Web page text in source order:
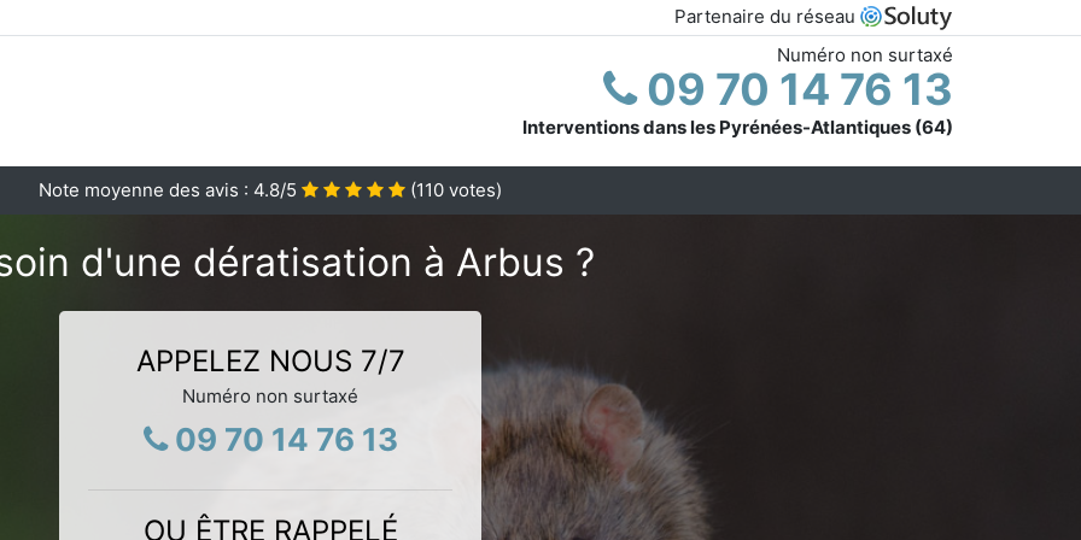
Partenaire du réseau
Numéro non surtaxé
09 70 14 76 13
Interventions dans les Pyrénées-Atlantiques (64)
Note moyenne des avis : 4.8/5 (110 votes)
d'une dératisation à Arbus ?
APPELEZ NOUS 7/7
Numéro non surtaxé
09 70 14 76 13
OU ÊTRE RAPPELÉ